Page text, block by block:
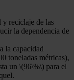
reciclaje de las
la dependencia de
la capacidad
toneladas métricas),
un \(96\%\) para el